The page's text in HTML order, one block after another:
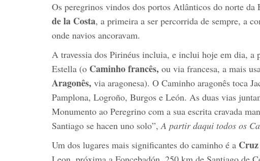
Os peregrinos vindos dos portos Atlânticos do norte da
de la Costa, a primeira a ser percorrida de sempre, a
onde navios ancoravam.
A travessia dos Pirinéus incluia, e inclui hoje em dia, a
Estella (o Caminho francês, ou via francesa, a mais
Aragonês, via aragonesa). O Caminho aragonês toca
Pamplona, Logroño, Burgos e León. As duas vias
Monumento ao Peregrino com a sua escrita cravada
Santiago se hacen uno solo”,A partir daqui todos os
Um dos lugares mais significantes do caminho é a